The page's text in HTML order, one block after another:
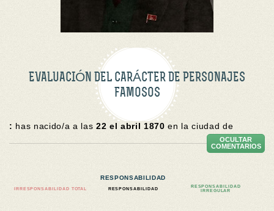
EVALUACIÓN DEL CARÁCTER DE PERSONAJES
FAMOSOS
: has nacido/a a las22 el abril 1870 en la ciudad de
OCULTAR
COMENTARIOS
RESPONSABILIDAD
IRRESPONSABILIDAD TOTAL RESPONSABILIDAD
RESPONSABILIDAD
IRREGULAR